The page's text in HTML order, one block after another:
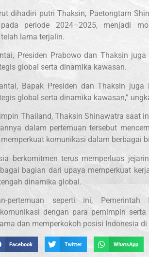
dihadiri putri Thaksin, Paetongtarn
periode 2024–2025, menjadi
lama terjalin.
Presiden Prabowo dan Thaksin
global serta dinamika kawasan.
Bapak Presiden dan Thaksin juga
global serta dinamika kawasan,”
Thailand, Thaksin Shinawatra saat
dalam pertemuan tersebut
komunikasi dalam berbagai
berkomitmen terus memperluas
bagian dari upaya memperkuat
dinamika global.
pertemuan seperti ini,
dengan para pemimpin
dan memperkokoh posisi Indonesia
Facebook Twitter WhatsApp